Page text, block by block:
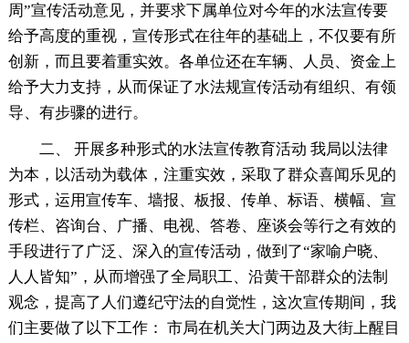
周”宣传活动意见，并要求下属单位对今年的水法宣传要
给予高度的重视，宣传形式在往年的基础上，不仅要有所
创新，而且要着重实效。各单位还在车辆、人员、资金上
给予大力支持，从而保证了水法规宣传活动有组织、有领
导、有步骤的进行。
二、 开展多种形式的水法宣传教育活动 我局以法律
为本，以活动为载体，注重实效，采取了群众喜闻乐见的
形式，运用宣传车、墙报、板报、传单、标语、横幅、宣
传栏、咨询台、广播、电视、答卷、座谈会等行之有效的
手段进行了广泛、深入的宣传活动，做到了“家喻户晓、
人人皆知”，从而增强了全局职工、沿黄干部群众的法制
观念，提高了人们遵纪守法的自觉性，这次宣传期间，我
们主要做了以下工作： 市局在机关大门两边及大街上醒目